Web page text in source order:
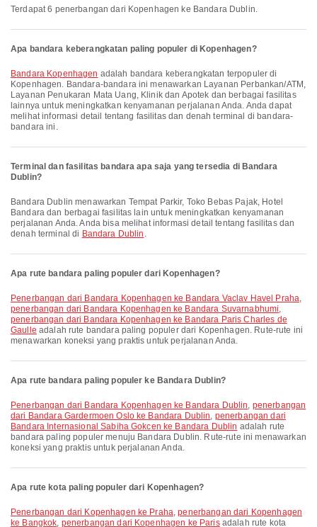
Terdapat 6 penerbangan dari Kopenhagen ke Bandara Dublin.
Apa bandara keberangkatan paling populer di Kopenhagen?
Bandara Kopenhagen adalah bandara keberangkatan terpopuler di
Kopenhagen. Bandara-bandara ini menawarkan Layanan Perbankan/ATM,
Layanan Penukaran Mata Uang, Klinik dan Apotek dan berbagai fasilitas
lainnya untuk meningkatkan kenyamanan perjalanan Anda. Anda dapat
melihat informasi detail tentang fasilitas dan denah terminal di bandara-
bandara ini.
Terminal dan fasilitas bandara apa saja yang tersedia di Bandara
Dublin?
Bandara Dublin menawarkan Tempat Parkir, Toko Bebas Pajak, Hotel
Bandara dan berbagai fasilitas lain untuk meningkatkan kenyamanan
perjalanan Anda. Anda bisa melihat informasi detail tentang fasilitas dan
denah terminal di Bandara Dublin .
Apa rute bandara paling populer dari Kopenhagen?
penerbangan dari Bandara Kopenhagen ke Bandara Vaclav Havel Praha,
penerbangan dari Bandara Kopenhagen ke Bandara Suvarnabhumi,
penerbangan dari Bandara Kopenhagen ke Bandara Paris Charles de
Gaulle adalah rute bandara paling populer dari Kopenhagen. Rute-rute ini
menawarkan koneksi yang praktis untuk perjalanan Anda.
Apa rute bandara paling populer ke Bandara Dublin?
penerbangan dari Bandara Kopenhagen ke Bandara Dublin, penerbangan
dari Bandara Gardermoen Oslo ke Bandara Dublin, penerbangan dari
Bandara Internasional Sabiha Gokcen ke Bandara Dublin adalah rute
bandara paling populer menuju Bandara Dublin. Rute-rute ini menawarkan
koneksi yang praktis untuk perjalanan Anda.
Apa rute kota paling populer dari Kopenhagen?
penerbangan dari Kopenhagen ke Praha,penerbangan dari Kopenhagen
ke Bangkok, penerbangan dari Kopenhagen ke Parisadalah rute kota